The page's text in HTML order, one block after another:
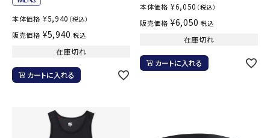
本体価格 ¥5,940 （税込）
販売価格 ¥5,940 税込
在庫切れ
カートに入れる
本体価格 ¥6,050 （税込）
販売価格 ¥6,050 税込
在庫切れ
カートに入れる